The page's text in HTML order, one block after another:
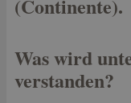
(Continente).
Was wird
verstanden?